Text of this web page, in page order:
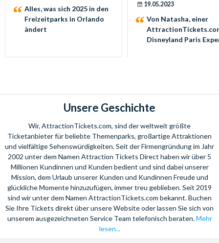
Alles, was sich 2025 in den
Freizeitparks in Orlando
ändert
19.05.2023
Von Natasha, einer
Disneyland Paris
Unsere Geschichte
Wir, AttractionTickets.com, sind der weltweit größte
Ticketanbieter für beliebte Themenparks, großartige Attraktionen
und vielfältige Sehenswürdigkeiten. Seit der Firmengründung im Jahr
2002 unter dem Namen Attraction Tickets Direct haben wir über 5
Millionen Kundinnen und Kunden bedient und sind dabei unserer
Mission, dem Urlaub unserer Kunden und Kundinnen Freude und
glückliche Momente hinzuzufügen, immer treu geblieben. Seit 2019
sind wir unter dem Namen AttractionTickets.com bekannt. Buchen
Sie Ihre Tickets direkt über unsere Website oder lassen Sie sich von
unserem ausgezeichneten Service Team telefonisch beraten.Mehr
lesen...